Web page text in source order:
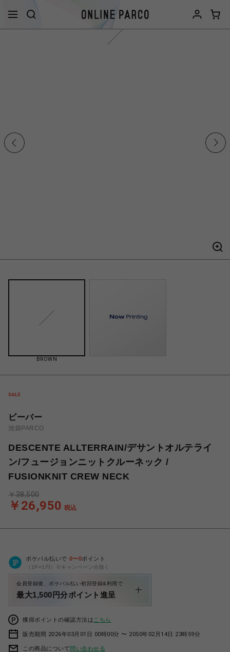
BROWN
ビーバー
池袋PARCO
DESCENTE ALLTERRAIN/デサントオルテライ
ン/フュージョンニットクルーネック /
FUSIONKNIT CREW NECK
￥26,950 税込
￥38,500
ポケパル払いで 0〜0ポイント
（1P=1円）※キャンペーン分除く
会員登録後、ポケパル払い初回登録&利用で
最大1,500円分ポイント進呈
獲得ポイントの確認方法は こちら
販売期間 2026年03月01日 00時00分 〜 2050年02月14日 23時59分
この商品について問い合わせる